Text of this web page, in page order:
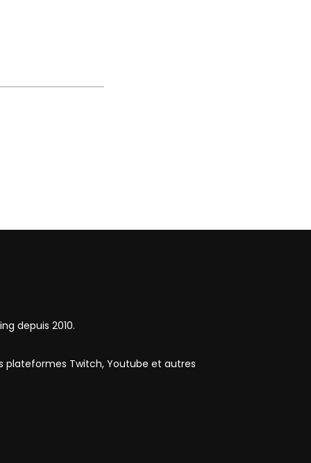
depuis 2010.
plateformes Twitch, Youtube et autres